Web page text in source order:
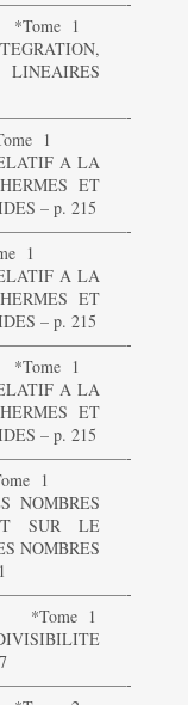
1
LINEAIRES
1
A LA
ET
– p. 215
1
A LA
ET
– p. 215
1
A LA
ET
– p. 215
1
NOMBRES
SUR LE
NOMBRES
3 *Tome 1